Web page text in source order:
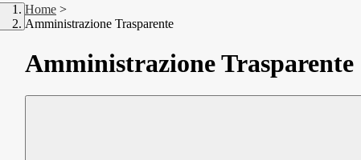
Home >
Amministrazione Trasparente
Amministrazione Trasparente